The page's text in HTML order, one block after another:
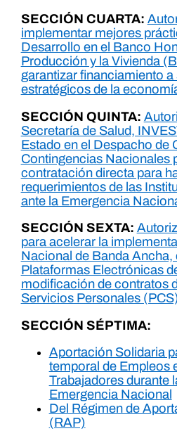
SECCIÓN CUARTA:
implementar mejores
Desarrollo en el Banco
Producción y la Vivienda
garantizar financiamiento
estratégicos de la
SECCIÓN QUINTA:
Secretaría de Salud,
Estado en el Despacho de
Contingencias Nacionales
contratación directa para
requerimientos de las
ante la Emergencia
SECCIÓN SEXTA:
para acelerar la
Nacional de Banda Ancha,
Plataformas Electrónicas
modificación de contratos
Servicios Personales
SECCIÓN SÉPTIMA:
Aportación Solidaria
temporal de Empleos
Trabajadores durante
Emergencia Nacional
Del Régimen de
(RAP)